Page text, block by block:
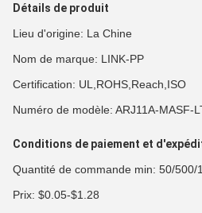
Détails de produit
Lieu d'origine: La Chine
Nom de marque: LINK-PP
Certification: UL,ROHS,Reach,ISO
Numéro de modèle: ARJ11A-MASF-
Conditions de paiement et
Quantité de commande min: 50/500/
Prix: $0.05-$1.28